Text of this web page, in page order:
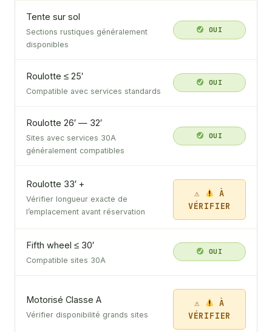
Tente sur sol
Sections rustiques généralement
disponibles
OUI
Roulotte ≤ 25′
Compatible avec services standards
OUI
Roulotte 26′ — 32′
Sites avec services 30A
généralement compatibles
OUI
Roulotte 33′ +
Vérifier longueur exacte de
l’emplacement avant réservation
À
VÉRIFIER
Fifth wheel ≤ 30′
Compatible sites 30A
OUI
Motorisé Classe A
Vérifier disponibilité grands sites
À
VÉRIFIER